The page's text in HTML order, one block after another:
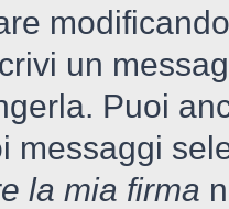
un
Puoi
messaggi
la mia firma